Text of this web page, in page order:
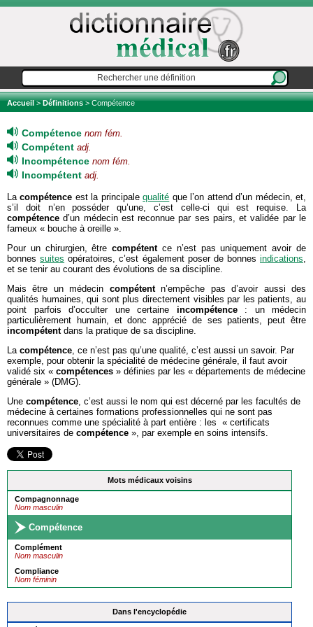
Accueil>Définitions> Compétence
Mots médicaux voisins
Compagnonnage
Nom masculin
Compétence
Complément
Nom masculin
Compliance
Nom féminin
Dans l'encyclopédie
Compétence nom fém.
Compétent adj.
Incompétence nom fém.
Incompétent adj.
Lacompétence est la principalequalité que l’on attend d’un médecin, et,
s’il doit n’en posséder qu’une, c’est celle-ci qui est requise. La
compétence d’un médecin est reconnue par ses pairs, et validée par le
fameux « bouche à oreille ».
Pour un chirurgien, êtrecompétentce n’est pas uniquement avoir de
bonnessuites opératoires, c’est également poser de bonnes indications,
et se tenir au courant des évolutions de sa discipline.
Mais être un médecin compétentn’empêche pas d’avoir aussi des
qualités humaines, qui sont plus directement visibles par les patients, au
point parfois d’occulter une certaine incompétence : un médecin
particulièrement humain, et donc apprécié de ses patients, peut être
incompétentdans la pratique de sa discipline.
La compétence, ce n’est pas qu’une qualité, c’est aussi un savoir. Par
exemple, pour obtenir la spécialité de médecine générale, il faut avoir
validé six « compétences » définies par les « départements de médecine
générale » (DMG).
Une compétence, c’est aussi le nom qui est décerné par les facultés de
médecine à certaines formations professionnelles qui ne sont pas
reconnues comme une spécialité à part entière : les « certificats
universitaires de compétence », par exemple en soins intensifs.